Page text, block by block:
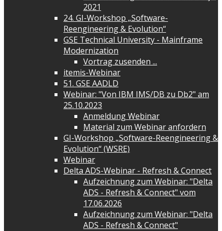
2021
24. GI-Workshop „Software-
Reengineering & Evolution“
GSE Technical University - Mainframe
Modernization
Vortrag zusenden ...
itemis-Webinar
51. GSE AADLD
Webinar: "Von IBM IMS/DB zu Db2" am
25.10.2023
Anmeldung Webinar
Material zum Webinar anfordern
GI-Workshop „Software-Reengineering &
Evolution“ (WSRE)
Webinar
Delta ADS-Webinar - Refresh & Connect
Aufzeichnung zum Webinar: "Delta
ADS - Refresh & Connect" vom
17.06.2026
Aufzeichnung zum Webinar: "Delta
ADS - Refresh & Connect"